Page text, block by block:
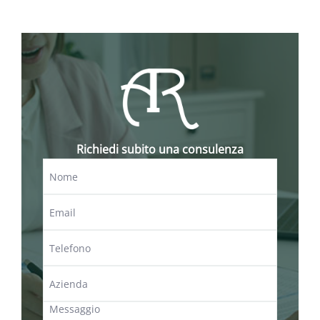
agevolato come segue:
• per gli investimenti produttivi, fino al 60% per le
imprese insistenti nelle Regioni del Sud, fatte salve
le aliquote applicabili alle aree di Taranto e del
Sulcis Iglesiente, alle quali può essere attribuita
una agevolazione massima del 70%
• per gli investimenti produttivi, fino al 45% per le
imprese insistenti nelle altre aree definite dalla
Carta degli aiuti di Stato a finalità regionale
aree del territorio nazionale diverse da quelle
precedenti, fino al 20%
• per servizi di consulenza fino al 50%
• per gli investimenti per la tutela ambientale fino al
45%
• per i progetti per l’innovazione di processo e
Richiedi subito una consulenza